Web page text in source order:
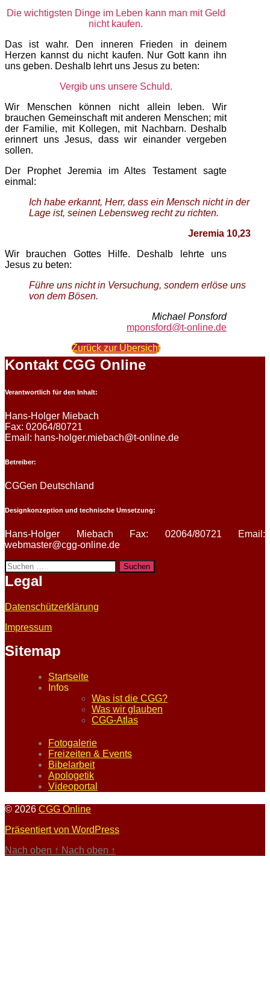
Die wichtigsten Dinge im Leben kann man mit Geld
nicht kaufen.
Das ist wahr. Den inneren Frieden in deinem
Herzen kannst du nicht kaufen. Nur Gott kann ihn
uns geben. Deshalb lehrt uns Jesus zu beten:
Vergib uns unsere Schuld.
Wir Menschen können nicht allein leben. Wir
brauchen Gemeinschaft mit anderen Menschen; mit
der Familie, mit Kollegen, mit Nachbarn. Deshalb
erinnert uns Jesus, dass wir einander vergeben
sollen.
Der Prophet Jeremia im Altes Testament sagte
einmal:
Ich habe erkannt, Herr, dass ein Mensch nicht in der
Lage ist, seinen Lebensweg recht zu richten.
Jeremia 10,23
Wir brauchen Gottes Hilfe. Deshalb lehrte uns
Jesus zu beten:
Führe uns nicht in Versuchung, sondern erlöse uns
von dem Bösen.
Michael Ponsford
mponsford@t-online.de
Zurück zur Übersicht
Kontakt CGG Online
Verantwortlich für den Inhalt:
Hans-Holger Miebach
Fax: 02064/80721
Email: hans-holger.miebach@t-online.de
Betreiber:
CGGen Deutschland
Designkonzeption und technische Umsetzung:
Hans-Holger Miebach Fax: 02064/80721 Email:
webmaster@cgg-online.de
Suchen
nach:
Legal
Datenschützerklärung
Impressum
Sitemap
Startseite
Infos
Was ist die CGG?
Was wir glauben
CGG-Atlas
Fotogalerie
Freizeiten & Events
Bibelarbeit
Apologetik
Videoportal
© 2026 CGG Online
Präsentiert von WordPress
Nach oben ↑ Nach oben ↑